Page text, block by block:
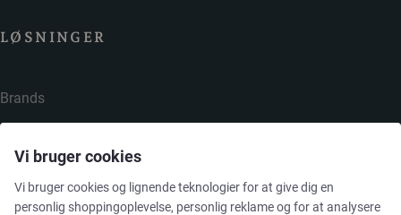
LØSNINGER
Brands
Cases
Produkter
Vi bruger cookies
Vi bruger cookies og lignende teknologier for at give dig en
personlig shoppingoplevelse, personlig reklame og for at analysere